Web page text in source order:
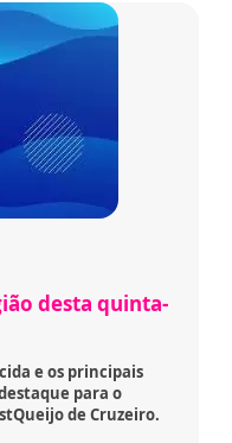
desta quinta-
e os principais
para o
de Cruzeiro.